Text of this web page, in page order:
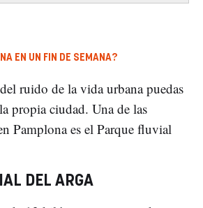
EN UN FIN DE SEMANA?
ruido de la vida urbana puedas
propia ciudad. Una de las
Pamplona es el Parque fluvial
DEL ARGA